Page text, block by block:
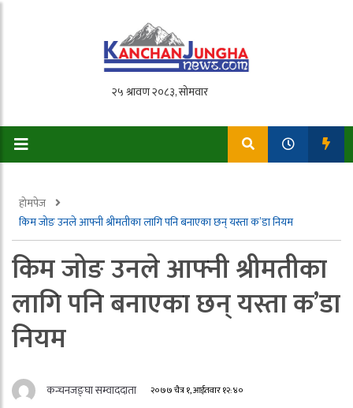
होमपेज
किम जोङ उनले आफ्नी श्रीमतीका लागि पनि बनाएका छन् यस्ता क’डा नियम
किम जोङ उनले आफ्नी श्रीमतीका
लागि पनि बनाएका छन् यस्ता क’डा
नियम
कन्चनजङ्घा सम्वाददाता २०७७ चैत्र १, आईतवार १२:४०